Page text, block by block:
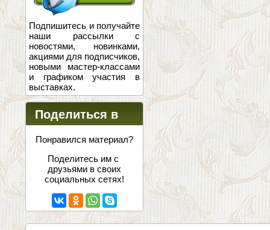
Подпишитесь и получайте
наши рассылки с
новостями, новинками,
акциями для подписчиков,
новыми мастер-классами
и графиком участия в
выставках.
Поделиться в
соцсетях
Понравился материал?
Поделитесь им с
друзьями в своих
социальных сетях!